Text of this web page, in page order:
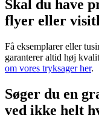
Skal du have
flyer eller
Få eksemplarer eller
garanterer altid høj
om vores tryksager her.
Søger du en
ved ikke helt